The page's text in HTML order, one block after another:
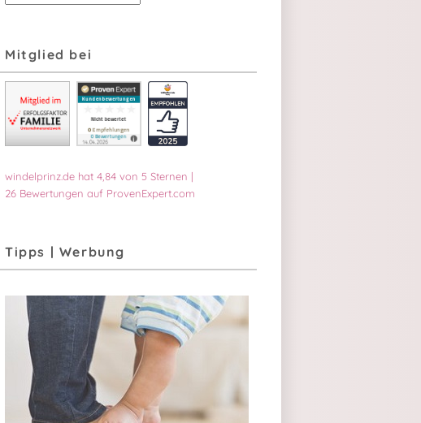
die Entwicklung beeinflusst
nach
Mitglied bei
windelprinz.de hat 4,84 von 5 Sternen |
26 Bewertungen auf ProvenExpert.com
Tipps | Werbung